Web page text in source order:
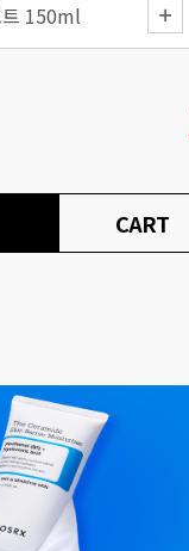
트 150ml
CART